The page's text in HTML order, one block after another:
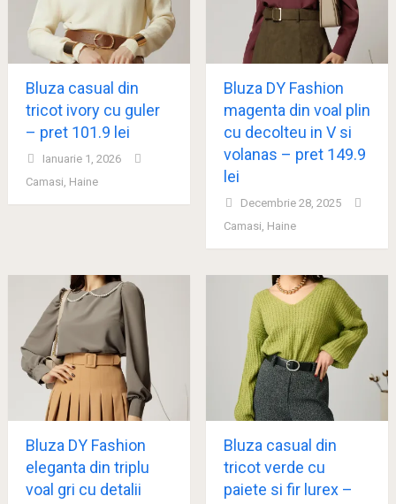
Bluza casual din
tricot ivory cu guler
– pret 101.9 lei
Ianuarie 1, 2026
Camasi Haine
Bluza DY Fashion
magenta din voal plin
cu decolteu in V si
volanas – pret 149.9
lei
Decembrie 28, 2025
Camasi Haine
Bluza DY Fashion
eleganta din triplu
voal gri cu detalii
Bluza casual din
tricot verde cu
paiete si fir lurex –